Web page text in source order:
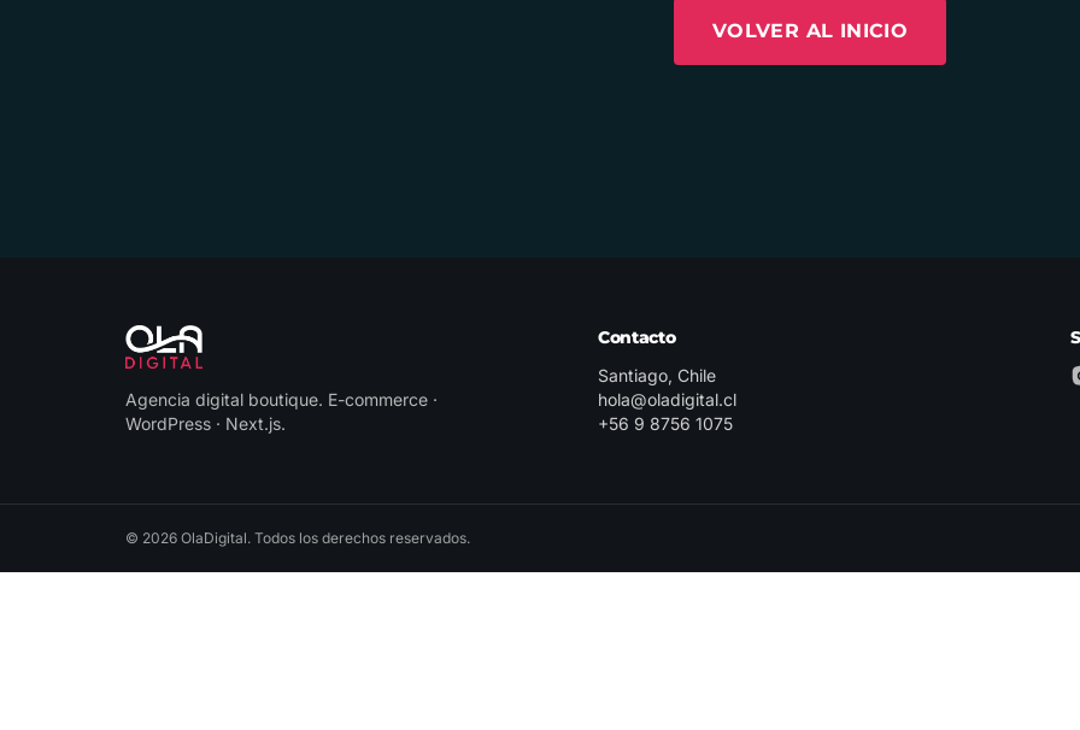
VOLVER AL INICIO
Agencia digital boutique. E-commerce ·
WordPress · Next.js.
Contacto
Santiago, Chile
hola@oladigital.cl
+56 9 8756 1075
© 2026 OlaDigital. Todos los derechos reservados.